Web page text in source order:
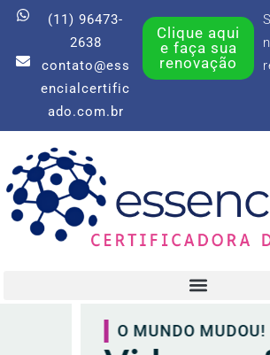
(11) 96473-
2638
contato@ess
encialcertific
ado.com.br
Clique aqui
e faça sua
renovação
O MUNDO MUDOU!